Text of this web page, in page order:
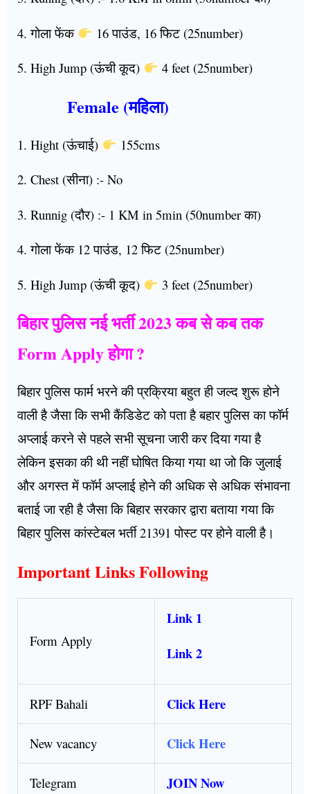
4. गोला फेंक 16 पाउंड, 16 फिट (25number)
5. High Jump (ऊंची कूद) 4 feet (25number)
Female (महिला)
1. Hight (ऊंचाई) 155cms
2. Chest (सीना) :- No
3. Runnig (दौर) :- 1 KM in 5min (50number का)
4. गोला फेंक 12 पाउंड, 12 फिट (25number)
5. High Jump (ऊंची कूद) 3 feet (25number)
बिहार पुलिस नई भर्ती 2023 कब से कब तक
Form Apply होगा ?
बिहार पुलिस फार्म भरने की प्रक्रिया बहुत ही जल्द शुरू होने
वाली है जैसा कि सभी कैंडिडेट को पता है बहार पुलिस का फॉर्म
अप्लाई करने से पहले सभी सूचना जारी कर दिया गया है
लेकिन इसका की थी नहीं घोषित किया गया था जो कि जुलाई
और अगस्त में फॉर्म अप्लाई होने की अधिक से अधिक संभावना
बताई जा रही है जैसा कि बिहार सरकार द्वारा बताया गया कि
बिहार पुलिस कांस्टेबल भर्ती 21391 पोस्ट पर होने वाली है।
Important Links Following
Form Apply
Link 1
Link 2
RPF Bahali Click Here
New vacancy Click Here
Telegram JOIN Now